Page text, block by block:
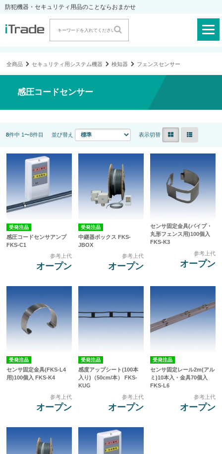
防犯機器・セキュリティ用品のことならおまかせ
全商品 セキュリティ用システム機器 検知器 フェンスセンサー
感圧コードセンサー
8件中 1〜8件目 並び替え 表示切替
受発注品
感圧コードセンサアンプ
FKS-C1
参考上代
オープン
受発注品
中継器ボックス FKS-
JBOX
参考上代
オープン
センサ固定金具(パイプ・
丸形フェンス用)100個入
FKS-K3
参考上代
オープン
受発注品
センサ固定金具(FKS-L4
用)100個入 FKS-K4
参考上代
オープン
受発注品
感度アップシート(100本
入り)（50cm/本） FKS-
KUG
参考上代
オープン
受発注品
センサ固定レール2m(アル
ミ)10本入・金具70個入
FKS-L6
参考上代
オープン